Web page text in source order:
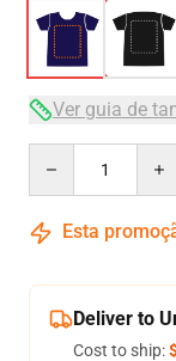
Ver guia de
Esta
Deliver to
Cost to ship: